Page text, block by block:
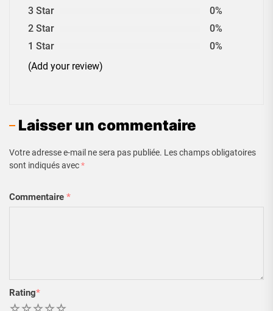
3 Star
0%
2 Star
0%
1 Star
0%
(Add your review)
Laisser un commentaire
Votre adresse e-mail ne sera pas publiée. Les champs obligatoires
sont indiqués avec*
Commentaire *
Rating*
5
4
3
2